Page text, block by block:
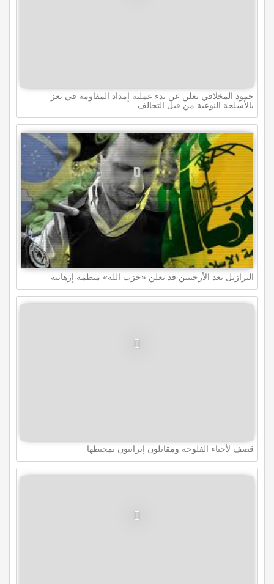
حمود المخلافي يعلن عن بدء عملية إمداد المقاومة في تعز
بالأسلحة النوعية من قبل التحالف
البرازيل بعد الأرجنتين قد تعلن «حزب الله» منظمة إرهابية
قصف لأحياء الفلوجة ومقاتلون إيرانيون بمحيطها